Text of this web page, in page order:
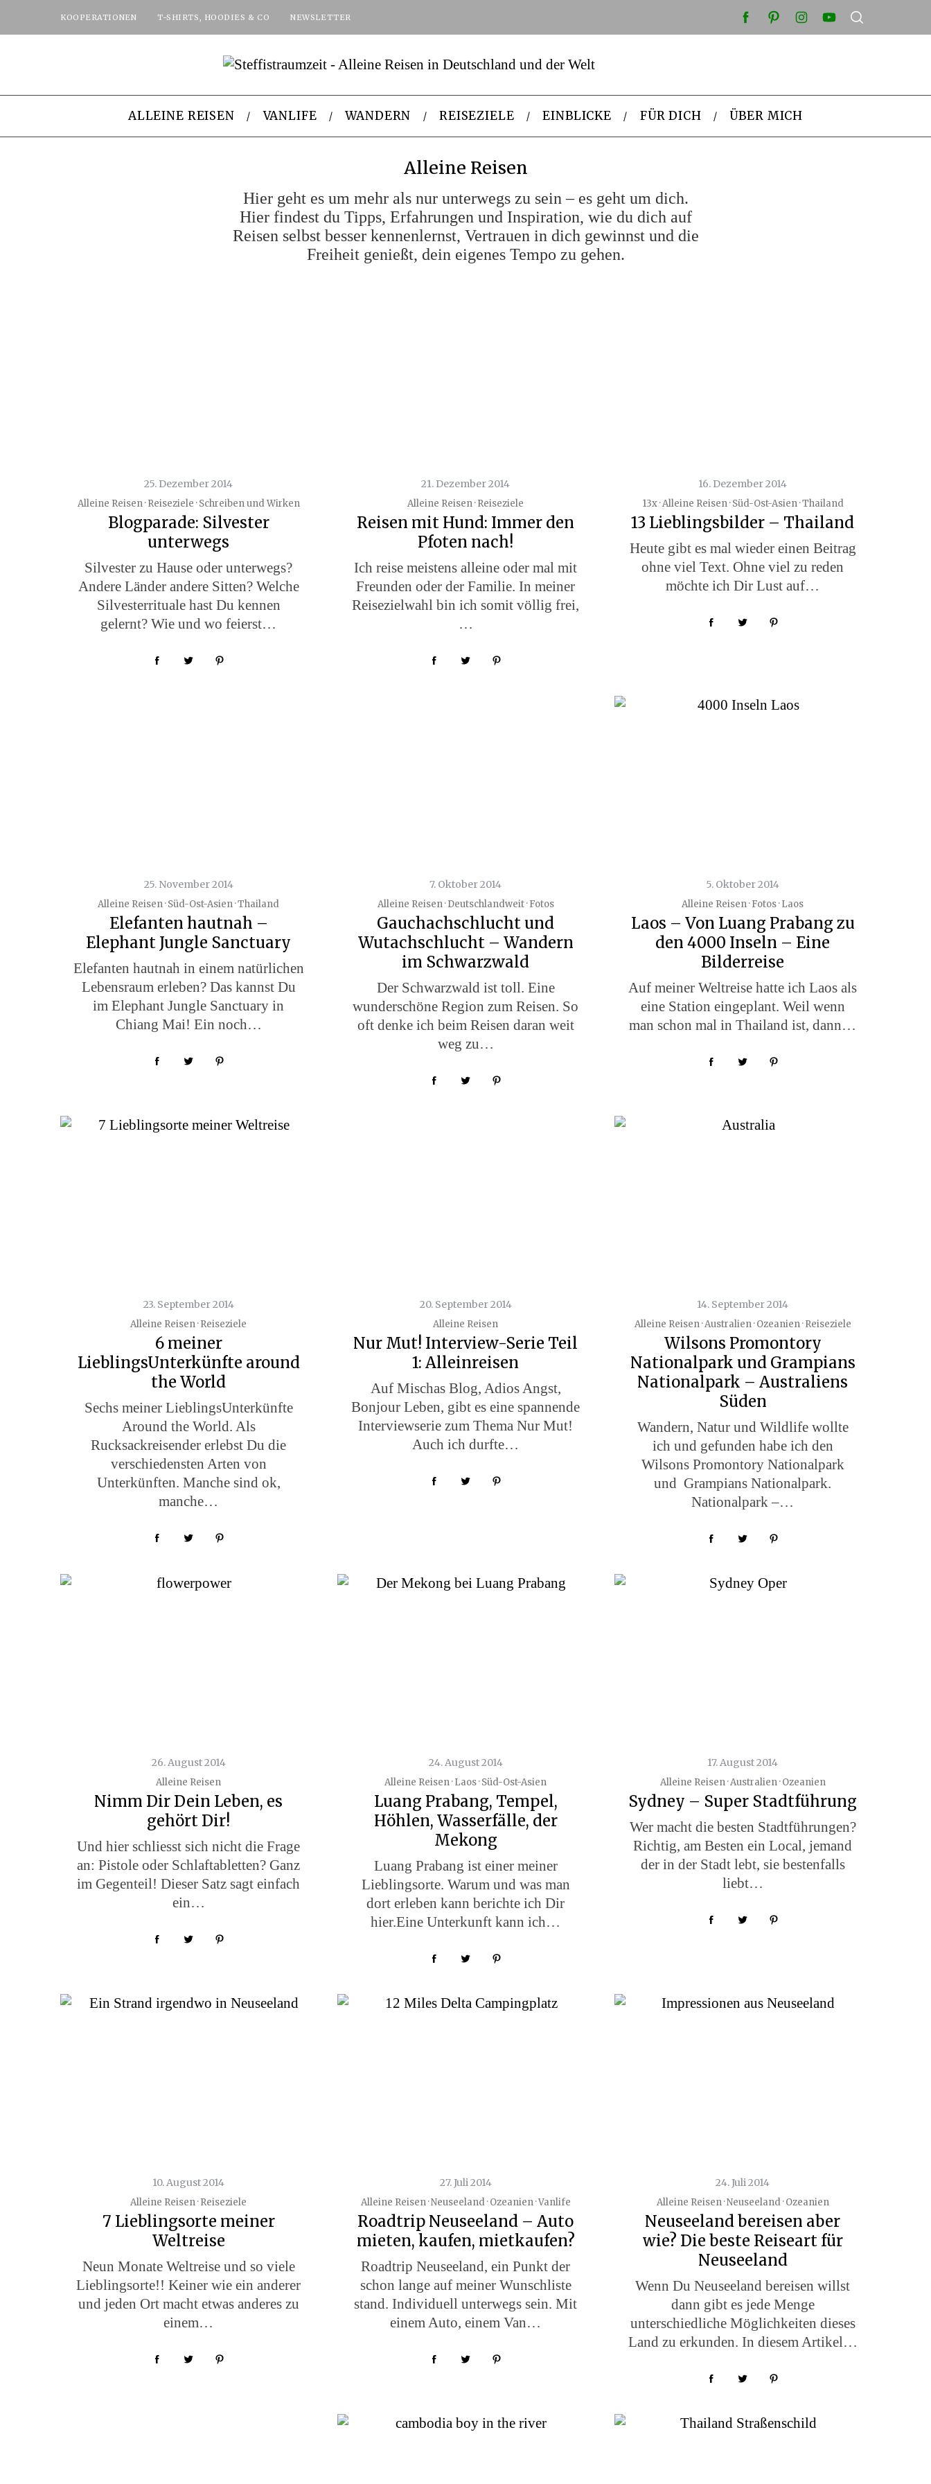
KOOPERATIONEN T-SHIRTS, HOODIES & CO NEWSLETTER
ALLEINE REISEN VANLIFE WANDERN REISEZIELE EINBLICKE FÜR DICH ÜBER MICH
Alleine Reisen
Hier geht es um mehr als nur unterwegs zu sein – es geht um dich.
Hier findest du Tipps, Erfahrungen und Inspiration, wie du dich auf
Reisen selbst besser kennenlernst, Vertrauen in dich gewinnst und die
Freiheit genießt, dein eigenes Tempo zu gehen.
25. Dezember 2014
Alleine Reisen · Reiseziele · Schreiben und Wirken
Blogparade: Silvester
unterwegs
Silvester zu Hause oder unterwegs?
Andere Länder andere Sitten? Welche
Silvesterrituale hast Du kennen
gelernt? Wie und wo feierst…
21. Dezember 2014
Alleine Reisen · Reiseziele
Reisen mit Hund: Immer den
Pfoten nach!
Ich reise meistens alleine oder mal mit
Freunden oder der Familie. In meiner
Reisezielwahl bin ich somit völlig frei,
…
16. Dezember 2014
13x · Alleine Reisen · Süd-Ost-Asien · Thailand
13 Lieblingsbilder – Thailand
Heute gibt es mal wieder einen Beitrag
ohne viel Text. Ohne viel zu reden
möchte ich Dir Lust auf…
25. November 2014
Alleine Reisen · Süd-Ost-Asien · Thailand
Elefanten hautnah –
Elephant Jungle Sanctuary
Elefanten hautnah in einem natürlichen
Lebensraum erleben? Das kannst Du
im Elephant Jungle Sanctuary in
Chiang Mai! Ein noch…
7. Oktober 2014
Alleine Reisen · Deutschlandweit · Fotos
Gauchachschlucht und
Wutachschlucht – Wandern
im Schwarzwald
Der Schwarzwald ist toll. Eine
wunderschöne Region zum Reisen. So
oft denke ich beim Reisen daran weit
weg zu…
5. Oktober 2014
Alleine Reisen · Fotos · Laos
Laos – Von Luang Prabang zu
den 4000 Inseln – Eine
Bilderreise
Auf meiner Weltreise hatte ich Laos als
eine Station eingeplant. Weil wenn
man schon mal in Thailand ist, dann…
23. September 2014
Alleine Reisen · Reiseziele
6 meiner
LieblingsUnterkünfte around
the World
Sechs meiner LieblingsUnterkünfte
Around the World. Als
Rucksackreisender erlebst Du die
verschiedensten Arten von
Unterkünften. Manche sind ok,
manche…
20. September 2014
Alleine Reisen
Nur Mut! Interview-Serie Teil
1: Alleinreisen
Auf Mischas Blog, Adios Angst,
Bonjour Leben, gibt es eine spannende
Interviewserie zum Thema Nur Mut!
Auch ich durfte…
14. September 2014
Alleine Reisen · Australien · Ozeanien · Reiseziele
Wilsons Promontory
Nationalpark und Grampians
Nationalpark – Australiens
Süden
Wandern, Natur und Wildlife wollte
ich und gefunden habe ich den
Wilsons Promontory Nationalpark
und Grampians Nationalpark.
Nationalpark –…
26. August 2014
Alleine Reisen
Nimm Dir Dein Leben, es
gehört Dir!
Und hier schliesst sich nicht die Frage
an: Pistole oder Schlaftabletten? Ganz
im Gegenteil! Dieser Satz sagt einfach
ein…
24. August 2014
Alleine Reisen · Laos · Süd-Ost-Asien
Luang Prabang, Tempel,
Höhlen, Wasserfälle, der
Mekong
Luang Prabang ist einer meiner
Lieblingsorte. Warum und was man
dort erleben kann berichte ich Dir
hier.Eine Unterkunft kann ich…
17. August 2014
Alleine Reisen · Australien · Ozeanien
Sydney – Super Stadtführung
Wer macht die besten Stadtführungen?
Richtig, am Besten ein Local, jemand
der in der Stadt lebt, sie bestenfalls
liebt…
10. August 2014
Alleine Reisen · Reiseziele
7 Lieblingsorte meiner
Weltreise
Neun Monate Weltreise und so viele
Lieblingsorte!! Keiner wie ein anderer
und jeden Ort macht etwas anderes zu
einem…
27. Juli 2014
Alleine Reisen · Neuseeland · Ozeanien · Vanlife
Roadtrip Neuseeland – Auto
mieten, kaufen, mietkaufen?
Roadtrip Neuseeland, ein Punkt der
schon lange auf meiner Wunschliste
stand. Individuell unterwegs sein. Mit
einem Auto, einem Van…
24. Juli 2014
Alleine Reisen · Neuseeland · Ozeanien
Neuseeland bereisen aber
wie? Die beste Reiseart für
Neuseeland
Wenn Du Neuseeland bereisen willst
dann gibt es jede Menge
unterschiedliche Möglichkeiten dieses
Land zu erkunden. In diesem Artikel…
S
e
c
f
o
r
: